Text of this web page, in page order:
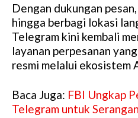
Dengan dukungan
hingga berbagi lokasi
Telegram kini kembali
layanan perpesanan
resmi melalui ekosistem
Baca Juga: FBI Ungkap
Telegram untuk